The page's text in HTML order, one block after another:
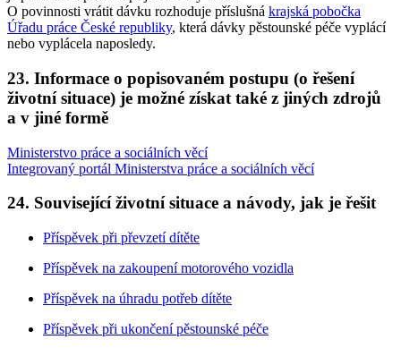
O povinnosti vrátit dávku rozhoduje příslušná krajská pobočka
Úřadu práce České republiky, která dávky pěstounské péče vyplácí
nebo vyplácela naposledy.
23. Informace o popisovaném postupu (o řešení
životní situace) je možné získat také z jiných zdrojů
a v jiné formě
Ministerstvo práce a sociálních věcí
Integrovaný portál Ministerstva práce a sociálních věcí
24. Související životní situace a návody, jak je řešit
Příspěvek při převzetí dítěte
Příspěvek na zakoupení motorového vozidla
Příspěvek na úhradu potřeb dítěte
Příspěvek při ukončení pěstounské péče